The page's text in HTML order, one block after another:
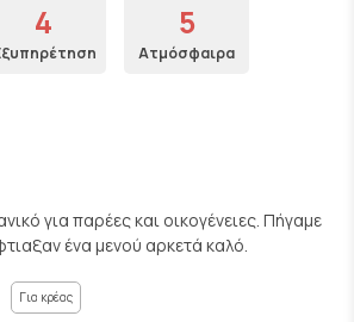
4 5
Ατμόσφαιρα
για παρέες και οικογένειες. Πήγαμε
ένα μενού αρκετά καλό.
Για κρέας